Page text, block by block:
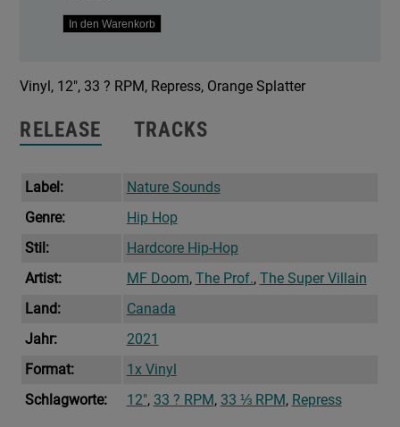
My
b/w
Outta
In den Warenkorb
Vinyl, 12″, 33 ? RPM, Repress, Orange Splatter
RELEASE TRACKS
Label:
Nature Sounds
Genre:
Hip Hop
Stil:
Hardcore Hip-Hop
Artist:
MF Doom, The Prof., The Super Villain
Land:
Canada
Jahr:
2021
Format:
1x Vinyl
Schlagworte:
12", 33 ? RPM, 33 ⅓ RPM, Repress